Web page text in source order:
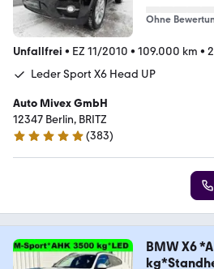
Ohne
Unfallfrei • EZ 11/2010 • 109.000 km •
Leder Sport X6 Head UP
Auto Mivex GmbH
12347 Berlin, BRITZ
4.9 Sterne
(383)
BMW X6